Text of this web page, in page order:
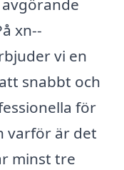
xn--
vi en
snabbt och
för
varför är det
minst tre